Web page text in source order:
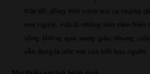
thật tốt, đồng thời tránh nói ra những
mọi người, mất đi những tình cảm hiện
sống không quá sang giàu nhưng
vẫn đang là ước mơ của biết bao người.